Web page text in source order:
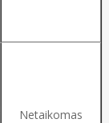
Netaikomas